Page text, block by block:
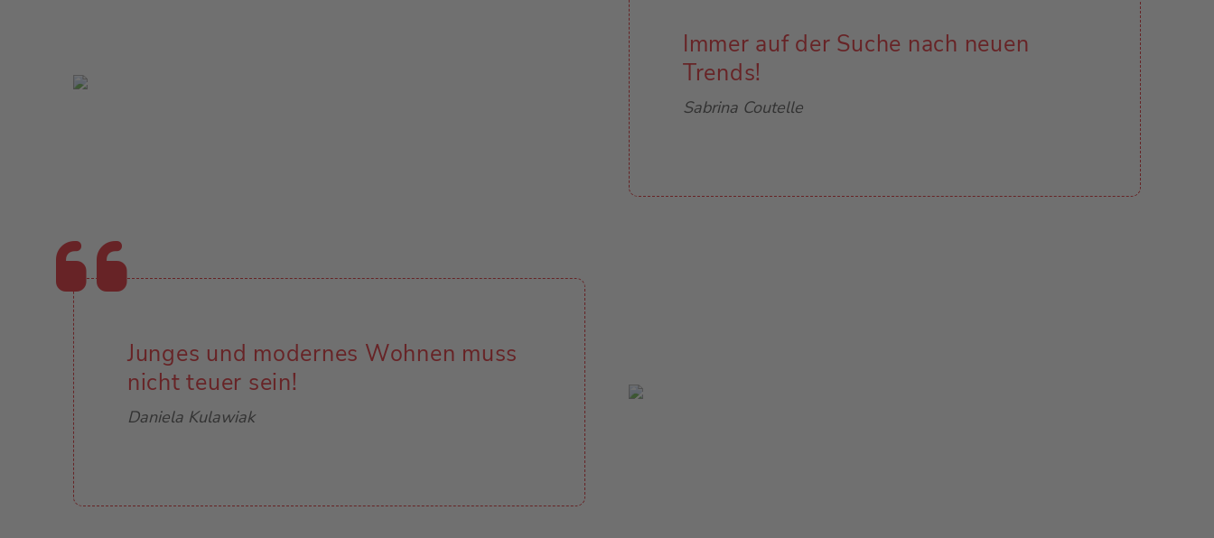
Immer auf der Suche nach neuen
Trends!
Sabrina Coutelle
Junges und modernes Wohnen muss
nicht teuer sein!
Daniela Kulawiak